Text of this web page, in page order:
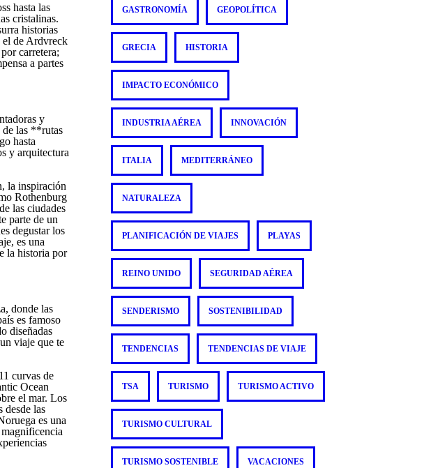
hasta las
cristalinas.
historias
el de Ardvreck
carretera;
a partes
y
de las **rutas
hasta
y arquitectura
la inspiración
Rothenburg
las ciudades
parte de un
degustar los
es una
la historia por
donde las
es famoso
diseñadas
viaje que te
curvas de
Ocean
el mar. Los
desde las
es una
GASTRONOMÍA GEOPOLÍTICA
GRECIA HISTORIA
IMPACTO ECONÓMICO
INDUSTRIA AÉREA INNOVACIÓN
ITALIA MEDITERRÁNEO
NATURALEZA
PLANIFICACIÓN DE VIAJES PLAYAS
REINO UNIDO SEGURIDAD AÉREA
SENDERISMO SOSTENIBILIDAD
TENDENCIAS TENDENCIAS DE VIAJE
TSA TURISMO TURISMO ACTIVO
TURISMO CULTURAL
TURISMO SOSTENIBLE VACACIONES